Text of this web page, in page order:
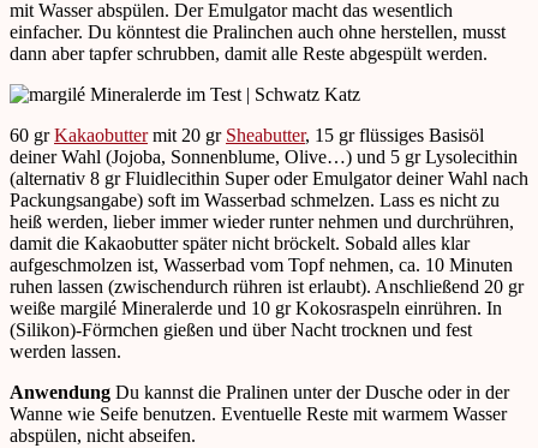
mit Wasser abspülen. Der Emulgator macht das wesentlich
einfacher. Du könntest die Pralinchen auch ohne herstellen, musst
dann aber tapfer schrubben, damit alle Reste abgespült werden.
60 grKakaobuttermit 20 gr Sheabutter, 15 gr flüssiges Basisöl
deiner Wahl (Jojoba, Sonnenblume, Olive…) und 5 gr Lysolecithin
(alternativ 8 gr Fluidlecithin Super oder Emulgator deiner Wahl nach
Packungsangabe) soft im Wasserbad schmelzen. Lass es nicht zu
heiß werden, lieber immer wieder runter nehmen und durchrühren,
damit die Kakaobutter später nicht bröckelt. Sobald alles klar
aufgeschmolzen ist, Wasserbad vom Topf nehmen, ca. 10 Minuten
ruhen lassen (zwischendurch rühren ist erlaubt). Anschließend 20 gr
weiße margilé Mineralerde und 10 gr Kokosraspeln einrühren. In
(Silikon)-Förmchen gießen und über Nacht trocknen und fest
werden lassen.
Anwendung Du kannst die Pralinen unter der Dusche oder in der
Wanne wie Seife benutzen. Eventuelle Reste mit warmem Wasser
abspülen, nicht abseifen.